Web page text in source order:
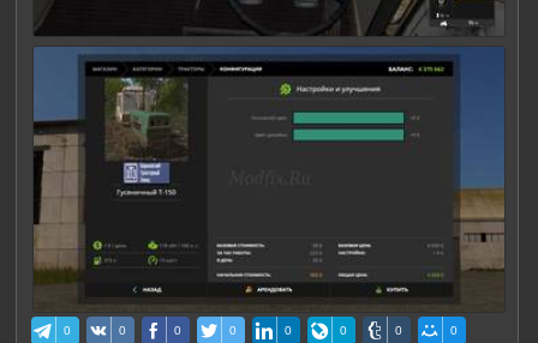
0 0 0 0 0 0 0 0